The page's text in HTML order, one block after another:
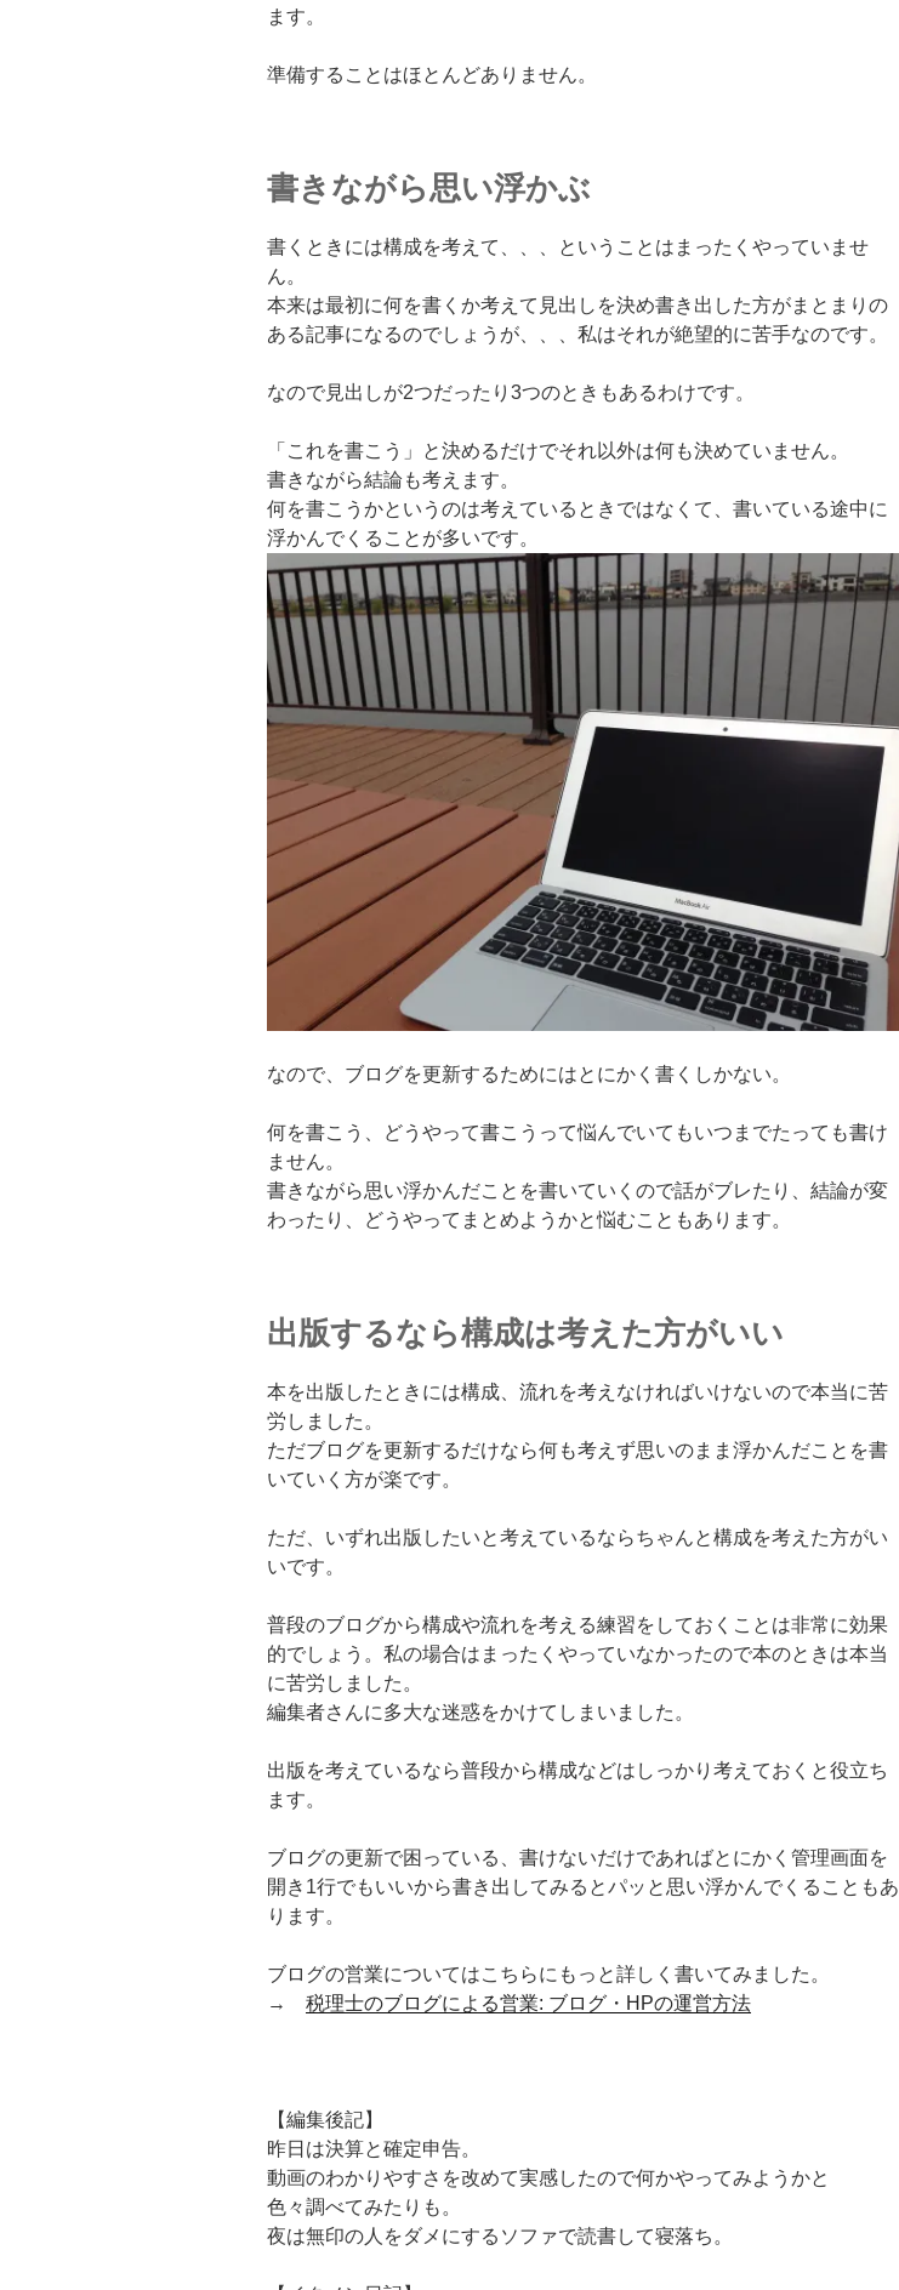
ます。
準備することはほとんどありません。
書きながら思い浮かぶ
書くときには構成を考えて、、、ということはまったくやっていませ
ん。
本来は最初に何を書くか考えて見出しを決め書き出した方がまとまりの
ある記事になるのでしょうが、、、私はそれが絶望的に苦手なのです。
なので見出しが2つだったり3つのときもあるわけです。
「これを書こう」と決めるだけでそれ以外は何も決めていません。
書きながら結論も考えます。
何を書こうかというのは考えているときではなくて、書いている途中に
浮かんでくることが多いです。
なので、ブログを更新するためにはとにかく書くしかない。
何を書こう、どうやって書こうって悩んでいてもいつまでたっても書け
ません。
書きながら思い浮かんだことを書いていくので話がブレたり、結論が変
わったり、どうやってまとめようかと悩むこともあります。
出版するなら構成は考えた方がいい
本を出版したときには構成、流れを考えなければいけないので本当に苦
労しました。
ただブログを更新するだけなら何も考えず思いのまま浮かんだことを書
いていく方が楽です。
ただ、いずれ出版したいと考えているならちゃんと構成を考えた方がい
いです。
普段のブログから構成や流れを考える練習をしておくことは非常に効果
的でしょう。私の場合はまったくやっていなかったので本のときは本当
に苦労しました。
編集者さんに多大な迷惑をかけてしまいました。
出版を考えているなら普段から構成などはしっかり考えておくと役立ち
ます。
ブログの更新で困っている、書けないだけであればとにかく管理画面を
開き1行でもいいから書き出してみるとパッと思い浮かんでくることもあ
ります。
ブログの営業についてはこちらにもっと詳しく書いてみました。
→ 税理士のブログによる営業: ブログ・HPの運営方法
【編集後記】
昨日は決算と確定申告。
動画のわかりやすさを改めて実感したので何かやってみようかと
色々調べてみたりも。
夜は無印の人をダメにするソファで読書して寝落ち。